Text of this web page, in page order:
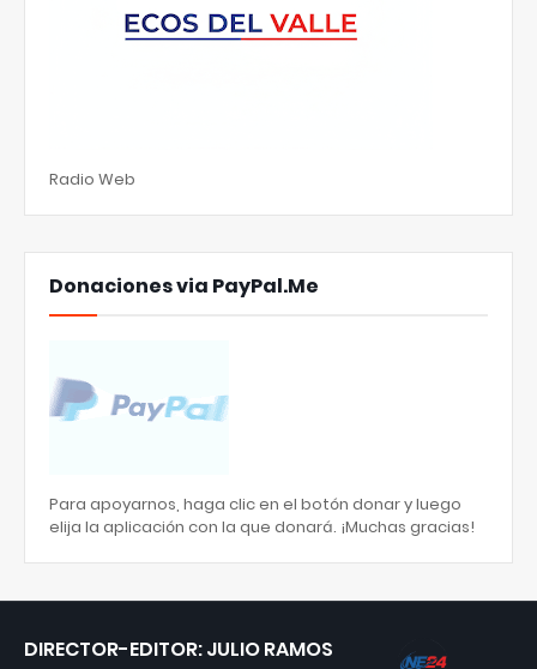
Radio Web
Donaciones via PayPal.Me
Para apoyarnos, haga clic en el botón donar y luego
elija la aplicación con la que donará. ¡Muchas gracias!
DIRECTOR-EDITOR: JULIO RAMOS